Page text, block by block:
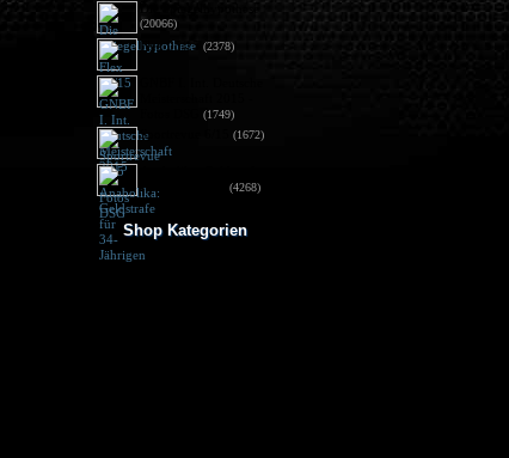
Die Spiegelhypothese
(20066)
Flex 05/15 (2378)
(1749)
Sportrevue 6/15 (1672)
für 34-Jährigen
(4268)
Shop Kategorien
Frauen Fitness